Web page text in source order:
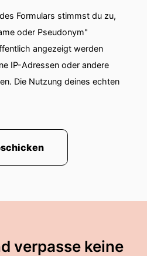
Formulars stimmst du zu,
oder Pseudonym"
angezeigt werden
IP-Adressen oder andere
Die Nutzung deines echten
verpasse keine